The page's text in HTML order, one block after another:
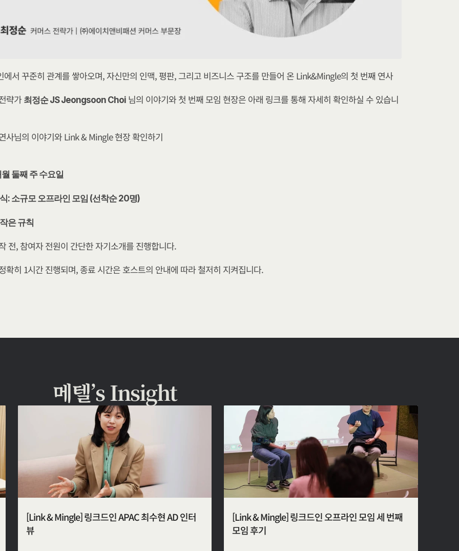
에서 꾸준히 관계를 쌓아오며, 자신만의 인맥, 평판, 그리고 비즈니스 구조를 만들어 온 Link&Mingle의 첫 번째 연사
략가 최정순 JS Jeongsoon Choi 님의 이야기와 첫 번째 모임 현장은 아래 링크를 통해 자세히 확인하실 수 있습니
사님의 이야기와 Link & Mingle 현장 확인하기
둘째 주 수요일
: 소규모 오프라인 모임 (선착순 20명)​
은 규칙
전, 참여자 전원이 간단한 자기소개를 진행합니다.
확히 1시간 진행되며, 종료 시간은 호스트의 안내에 따라 철저히 지켜집니다.
메텔’s Insight
[Link & Mingle] 링크드인 APAC 최수현 AD 인터
뷰
[Link & Mingle] 링크드인 오프라인 모임 세 번째
모임 후기